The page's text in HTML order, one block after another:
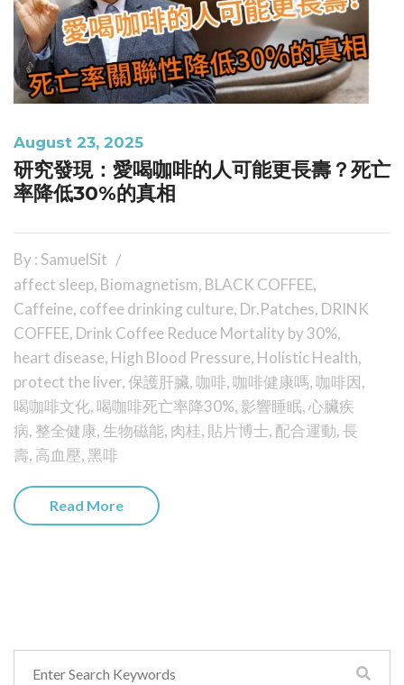
August 23, 2025
研究發現：愛喝咖啡的人可能更長壽？死亡
率降低30%的真相
By : SamuelSit
affect sleep, Biomagnetism, BLACK COFFEE,
Caffeine, coffee drinking culture, Dr.Patches, DRINK
COFFEE, Drink Coffee Reduce Mortality by 30%,
heart disease, High Blood Pressure, Holistic Health,
protect the liver,保護肝臟,咖啡,咖啡健康嗎,咖啡因,
喝咖啡文化, 喝咖啡死亡率降30%, 影響睡眠,心臟疾
病, 整全健康, 生物磁能, 肉桂, 貼片博士, 配合運動,長
壽, 高血壓,黑啡
Read More